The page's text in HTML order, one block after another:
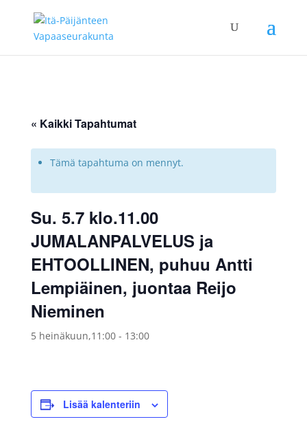
« Kaikki Tapahtumat
Tämä tapahtuma on mennyt.
Su. 5.7 klo.11.00
JUMALANPALVELUS ja
EHTOOLLINEN, puhuu Antti
Lempiäinen, juontaa Reijo
Nieminen
5 heinäkuun,11:00- 13:00
Lisää kalenteriin